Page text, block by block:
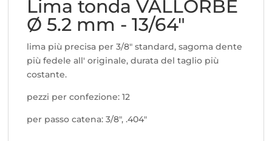
Lima tonda VALLORBE
Ø 5.2 mm - 13/64"
lima più precisa per 3/8" standard, sagoma dente
più fedele all' originale, durata del taglio più
costante.
pezzi per confezione: 12
per passo catena: 3/8", .404"